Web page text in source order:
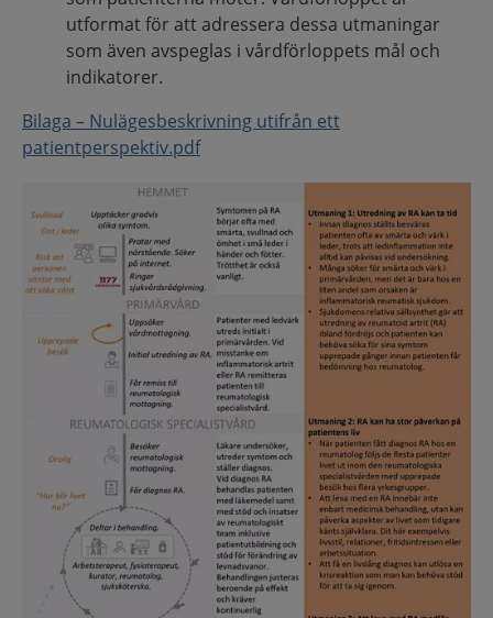
utformat för att adressera dessa utmaningar
som även avspeglas i vårdförloppets mål och
indikatorer.
Bilaga – Nulägesbeskrivning utifrån ett
patientperspektiv.pdf